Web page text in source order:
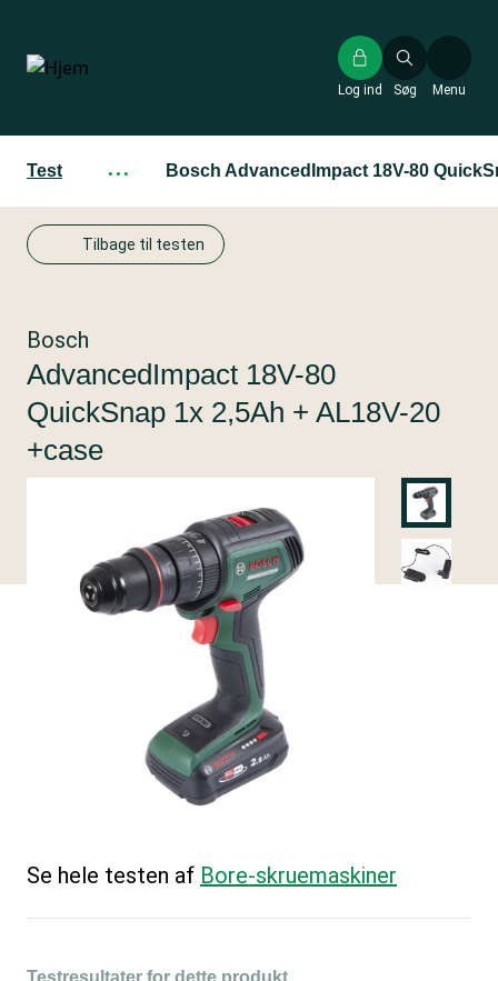
hovedindhold
Søg
Log ind Menu
Test ··· Bosch AdvancedImpact 18V-80
Tilbage til testen
Bosch
AdvancedImpact 18V-80
QuickSnap 1x 2,5Ah + AL18V-20
+case
Se hele testen af Bore-skruemaskiner
Testresultater for dette produkt